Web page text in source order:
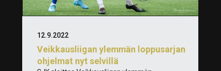
Veikkausliigan ylemmän loppusarjan
ohjelmat nyt selvillä
12.9.2022